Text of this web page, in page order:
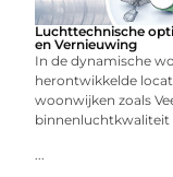
Luchttechnische
en Vernieuwing
In de dynamische
herontwikkelde
woonwijken zoals
binnenluchtkwaliteit
...